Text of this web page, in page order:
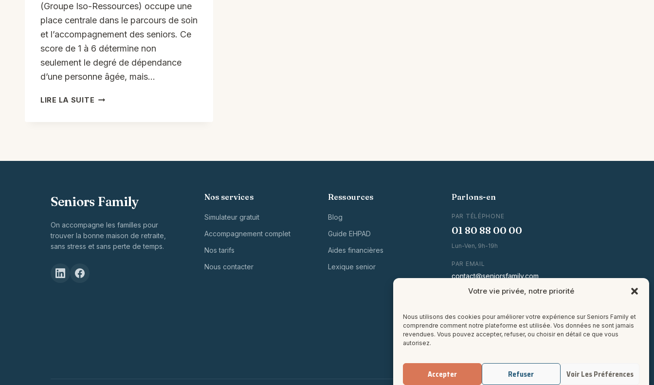
Votre vie privée, notre priorité
Nous utilisons des cookies pour améliorer votre expérience sur Seniors Family et
comprendre comment notre plateforme est utilisée. Vos données ne sont jamais
revendues. Vous pouvez accepter, refuser, ou choisir en détail ce que vous
autorisez.
Accepter Refuser Voir Les Préférences
(Groupe Iso-Ressources) occupe une
place centrale dans le parcours de soin
et l’accompagnement des seniors. Ce
score de 1 à 6 détermine non
seulement le degré de dépendance
d’une personne âgée, mais…
LIRE LA SUITE GIR
DÉPENDANCE
Seniors Family
On accompagne les familles pour
trouver la bonne maison de retraite,
sans stress et sans perte de temps.
Nos services
Simulateur gratuit
Accompagnement complet
Nos tarifs
Nous contacter
Ressources
Blog
Guide EHPAD
Aides financières
Lexique senior
Parlons-en
PAR TÉLÉPHONE
01 80 88 00 00
Lun-Ven, 9h-19h
PAR EMAIL
contact@seniorsfamily.com
NEWSLETTER MENSUELLE
→